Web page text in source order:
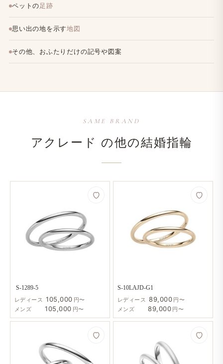
ペットの足跡
思い出の地を示す地図
その他、おふたりだけの記号や図案
SAME BRAND
アクレード の​他の​結婚​指輪
S-1289-5
レディース 105,000 円〜
メンズ
105,000 円〜
S-10LAJD-G1
レディース 89,000 円〜
メンズ
89,000 円〜